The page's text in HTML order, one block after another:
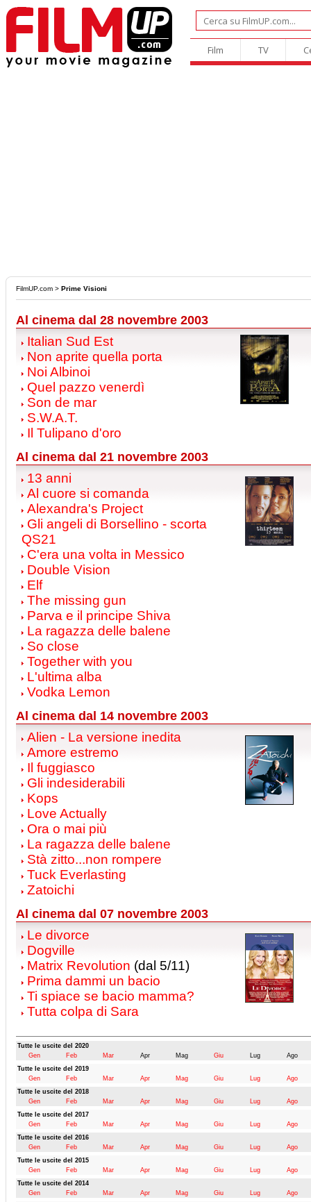
Film TV
FilmUP.com > Prime Visioni
Al cinema dal 28 novembre 2003
Italian Sud Est
Non aprite quella porta
Noi Albinoi
Quel pazzo venerdì
Son de mar
S.W.A.T.
Il Tulipano d'oro
Al cinema dal 21 novembre 2003
13 anni
Al cuore si comanda
Alexandra's Project
Gli angeli di Borsellino - scorta
QS21
C'era una volta in Messico
Double Vision
Elf
The missing gun
Parva e il principe Shiva
La ragazza delle balene
So close
Together with you
L'ultima alba
Vodka Lemon
Al cinema dal 14 novembre 2003
Alien - La versione inedita
Amore estremo
Il fuggiasco
Gli indesiderabili
Kops
Love Actually
Ora o mai più
La ragazza delle balene
Stà zitto...non rompere
Tuck Everlasting
Zatoichi
Al cinema dal 07 novembre 2003
Le divorce
Dogville
Matrix Revolution (dal 5/11)
Prima dammi un bacio
Ti spiace se bacio mamma?
Tutta colpa di Sara
Tutte le uscite del 2020
Gen
Feb Mar Apr Mag Giu Lug
Ago
Tutte le uscite del 2019
Gen
Feb Mar Apr Mag Giu Lug
Ago
Tutte le uscite del 2018
Gen
Feb Mar Apr Mag Giu Lug
Ago
Tutte le uscite del 2017
Gen
Feb Mar Apr Mag Giu Lug
Ago
Tutte le uscite del 2016
Gen
Feb Mar Apr Mag Giu Lug
Ago
Tutte le uscite del 2015
Gen
Feb Mar Apr Mag Giu Lug
Ago
Tutte le uscite del 2014
Gen
Feb Mar Apr Mag Giu Lug
Ago